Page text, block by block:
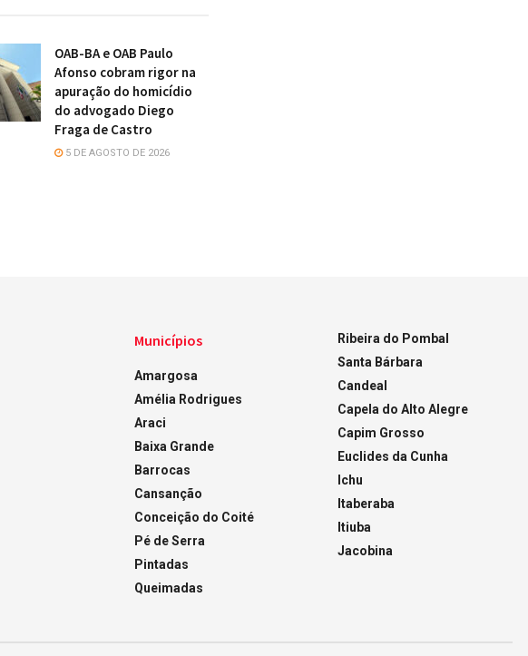
OAB-BA e OAB Paulo
Afonso cobram rigor na
apuração do homicídio
do advogado Diego
Fraga de Castro
5 DE AGOSTO DE 2026
Municípios
Amargosa
Amélia Rodrigues
Araci
Baixa Grande
Barrocas
Cansanção
Conceição do Coité
Pé de Serra
Pintadas
Queimadas
Ribeira do Pombal
Santa Bárbara
Candeal
Capela do Alto Alegre
Capim Grosso
Euclides da Cunha
Ichu
Itaberaba
Itiuba
Jacobina